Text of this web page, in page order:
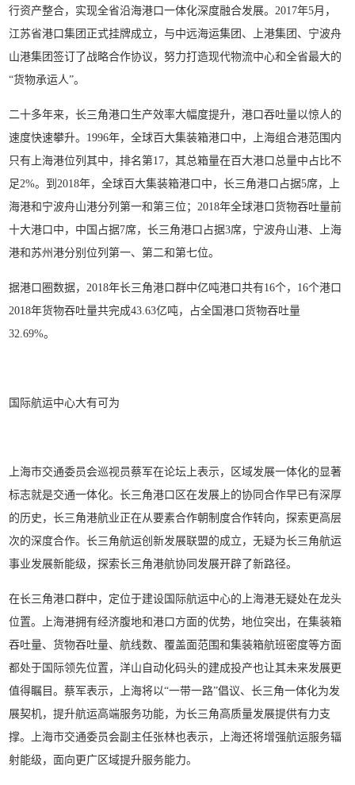
行资产整合，实现全省沿海港口一体化深度融合发展。2017年5月，
江苏省港口集团正式挂牌成立，与中远海运集团、上港集团、宁波舟
山港集团签订了战略合作协议，努力打造现代物流中心和全省最大的
“货物承运人”。
二十多年来，长三角港口生产效率大幅度提升，港口吞吐量以惊人的
速度快速攀升。1996年，全球百大集装箱港口中，上海组合港范围内
只有上海港位列其中，排名第17，其总箱量在百大港口总量中占比不
足2%。到2018年，全球百大集装箱港口中，长三角港口占据5席，上
海港和宁波舟山港分列第一和第三位；2018年全球港口货物吞吐量前
十大港口中，中国占据7席，长三角港口占据3席，宁波舟山港、上海
港和苏州港分别位列第一、第二和第七位。
据港口圈数据，2018年长三角港口群中亿吨港口共有16个，16个港口
2018年货物吞吐量共完成43.63亿吨，占全国港口货物吞吐量
32.69%。
国际航运中心大有可为
上海市交通委员会巡视员蔡军在论坛上表示，区域发展一体化的显著
标志就是交通一体化。长三角港口区在发展上的协同合作早已有深厚
的历史，长三角港航业正在从要素合作朝制度合作转向，探索更高层
次的深度合作。长三角航运创新发展联盟的成立，无疑为长三角航运
事业发展新能级，探索长三角港航协同发展开辟了新路径。
在长三角港口群中，定位于建设国际航运中心的上海港无疑处在龙头
位置。上海港拥有经济腹地和港口方面的优势，地位突出，在集装箱
吞吐量、货物吞吐量、航线数、覆盖面范围和集装箱航班密度等方面
都处于国际领先位置，洋山自动化码头的建成投产也让其未来发展更
值得瞩目。蔡军表示，上海将以“一带一路”倡议、长三角一体化为发
展契机，提升航运高端服务功能，为长三角高质量发展提供有力支
撑。上海市交通委员会副主任张林也表示，上海还将增强航运服务辐
射能级，面向更广区域提升服务能力。